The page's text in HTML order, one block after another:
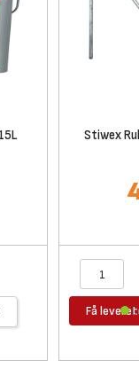
Stiwex
Få leveret